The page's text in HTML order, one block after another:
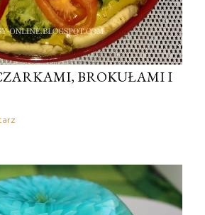
BROKUŁAMI I